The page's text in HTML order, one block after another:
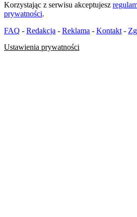
Korzystając z serwisu akceptujesz
prywatności.
FAQ - Redakcja - Reklama - Kontakt -
Ustawienia prywatności